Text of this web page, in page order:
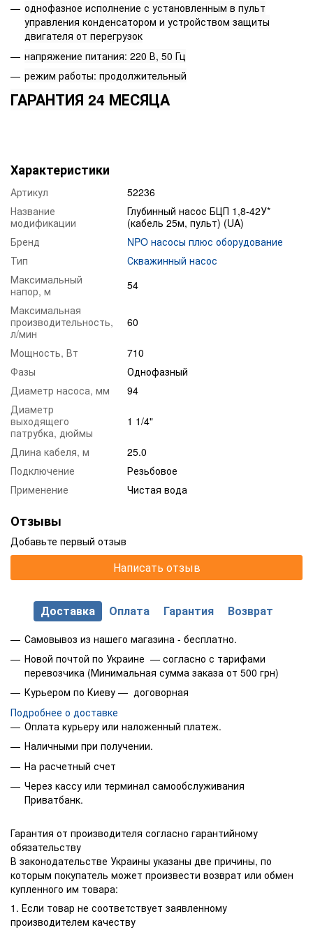
однофазное исполнение с установленным в пульт
управления конденсатором и устройством защиты
двигателя от перегрузок
напряжение питания: 220 В, 50 Гц
режим работы: продолжительный
ГАРАНТИЯ 24 МЕСЯЦА
Характеристики
Артикул
52236
Название
модификации
Глубинный насос БЦП 1,8-42У*
(кабель 25м, пульт) (UA)
Бренд
NPO насосы плюс оборудование
Тип
Скважинный насос
Максимальный
напор, м
54
Максимальная
производительность,
л/мин
60
Мощность, Вт
710
Фазы
Однофазный
Диаметр насоса, мм
94
Диаметр
выходящего
патрубка, дюймы
1 1/4"
Длина кабеля, м
25.0
Подключение
Резьбовое
Применение
Чистая вода
Отзывы
Добавьте первый отзыв
Написать отзыв
Доставка Оплата Гарантия Возврат
Самовывоз из нашего магазина - бесплатно.
Новой почтой по Украине — согласно с тарифами
перевозчика (Минимальная сумма заказа от 500 грн)
Курьером по Киеву — договорная
Подробнее о доставке
Оплата курьеру или наложенный платеж.
Наличными при получении.
На расчетный счет
Через кассу или терминал самообслуживания
Приватбанк.
Гарантия от производителя согласно гарантийному
обязательству
В законодательстве Украины указаны две причины, по
которым покупатель может произвести возврат или обмен
купленного им товара:
1. Если товар не соответствует заявленному
производителем качеству